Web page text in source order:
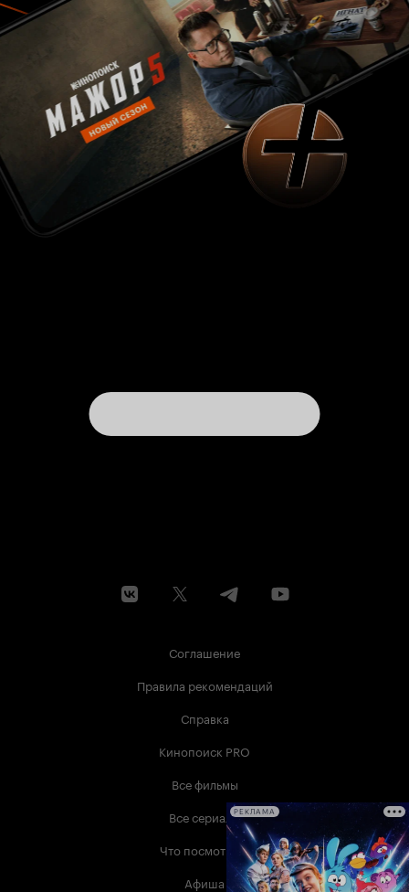
Соглашение
Правила рекомендаций
Справка
Кинопоиск PRO
Все фильмы
Все сериалы
Что посмотреть
Афиша
РЕКЛАМА